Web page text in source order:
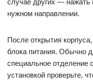
случае других — нажать
нужном направлении.
После открытия
блока питания. Обычно
специальное отделение
установкой проверьте,